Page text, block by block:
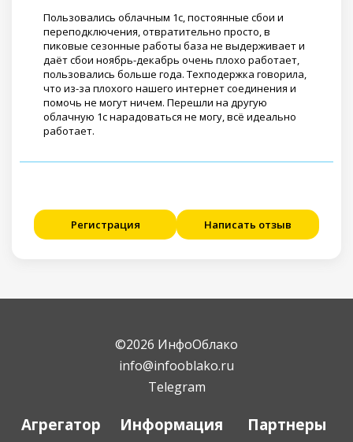
Пользовались облачным 1с, постоянные сбои и
переподключения, отвратительно просто, в
пиковые сезонные работы база не выдерживает и
даёт сбои ноябрь-декабрь очень плохо работает,
пользовались больше года. Техподержка говорила,
что из-за плохого нашего интернет соединения и
помочь не могут ничем. Перешли на другую
облачную 1с нарадоваться не могу, всё идеально
работает.
Регистрация Написать отзыв
Агрегатор Информация Партнеры
©2026 ИнфоОблако
info@infooblako.ru
Telegram